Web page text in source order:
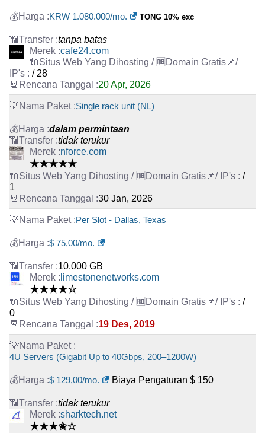
KRW 1.080.000/mo. TONG 10% exc
tanpa batas
cafe24.com
/ 28
20 Apr, 2026
Single rack unit (NL)
dalam permintaan
tidak terukur
nforce.com
★★★★★
/
1
30 Jan, 2026
Per Slot - Dallas, Texas
$ 75,00/mo.
10.000 GB
limestonenetworks.com
★★★★☆
/
0
19 Des, 2019
4U Servers (Gigabit Up to 40Gbps, 200–1200W)
$ 129,00/mo. Biaya Pengaturan $ 150
tidak terukur
sharktech.net
★★★✬☆